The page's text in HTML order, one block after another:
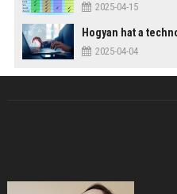
2025-04-15
2025-04-04